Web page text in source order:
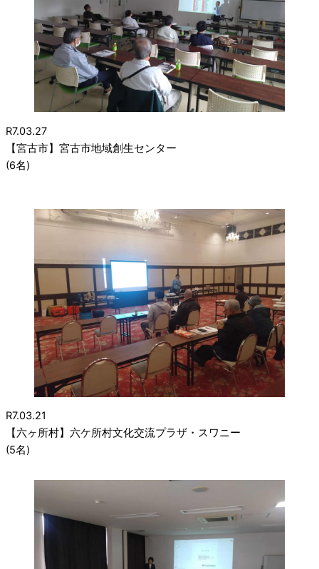
R7.03.27
【宮古市】宮古市地域創生センター
(6名)
R7.03.21
【六ヶ所村】六ケ所村文化交流プラザ・スワニー
(5名)